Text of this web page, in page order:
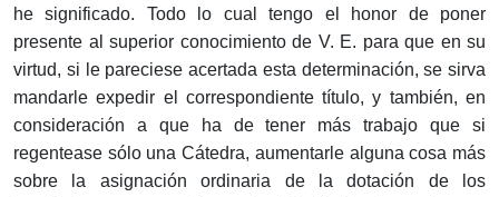
he significado. Todo lo cual tengo el honor de poner
presente al superior conocimiento de V. E. para que en su
virtud, si le pareciese acertada esta determinación, se sirva
mandarle expedir el correspondiente título, y también, en
consideración a que ha de tener más trabajo que si
regentease sólo una Cátedra, aumentarle alguna cosa más
sobre la asignación ordinaria de la dotación de los